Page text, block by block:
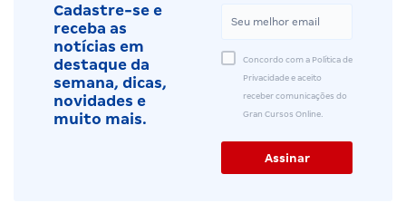
Cadastre-se e
receba as
notícias em
destaque da
semana, dicas,
novidades e
muito mais.
Concordo com a Política de
Privacidade e aceito
receber comunicações do
Gran Cursos Online.